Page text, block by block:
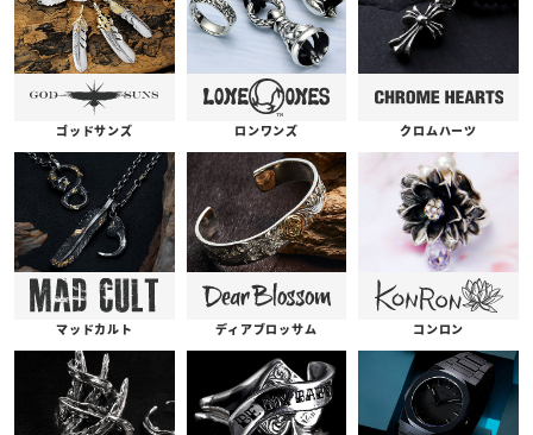
ゴッドサンズ ロンワンズ クロムハーツ
マッドカルト ディアブロッサム コンロン